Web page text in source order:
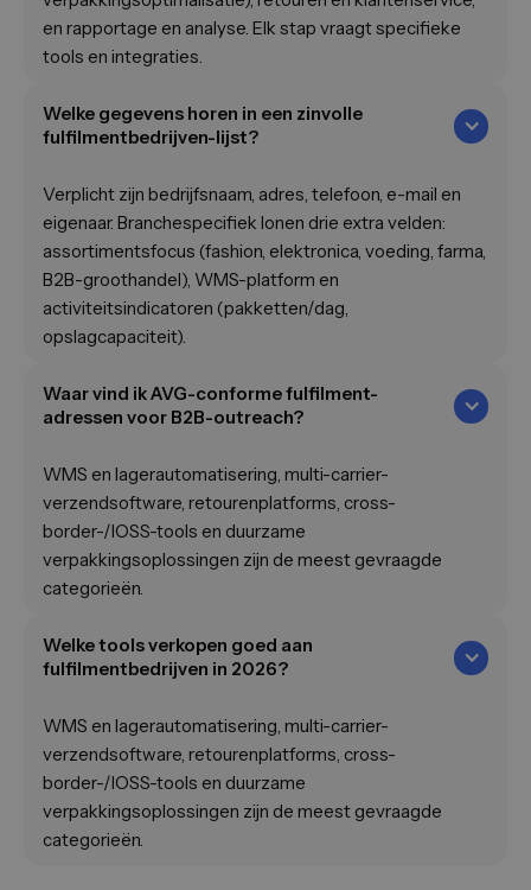
en rapportage en analyse. Elk stap vraagt specifieke
tools en integraties.
Welke gegevens horen in een zinvolle
fulfilmentbedrijven-lijst?
Verplicht zijn bedrijfsnaam, adres, telefoon, e-mail en
eigenaar. Branchespecifiek lonen drie extra velden:
assortimentsfocus (fashion, elektronica, voeding, farma,
B2B-groothandel), WMS-platform en
activiteitsindicatoren (pakketten/dag,
opslagcapaciteit).
Waar vind ik AVG-conforme fulfilment-
adressen voor B2B-outreach?
WMS en lagerautomatisering, multi-carrier-
verzendsoftware, retourenplatforms, cross-
border-/IOSS-tools en duurzame
verpakkingsoplossingen zijn de meest gevraagde
categorieën.
Welke tools verkopen goed aan
fulfilmentbedrijven in 2026?
WMS en lagerautomatisering, multi-carrier-
verzendsoftware, retourenplatforms, cross-
border-/IOSS-tools en duurzame
verpakkingsoplossingen zijn de meest gevraagde
categorieën.